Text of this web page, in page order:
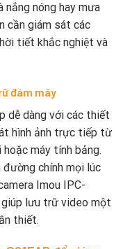
nóng hay mưa
cần giám sát các
tiết khắc nghiệt và
đám mây
dễ dàng với các thiết
hình ảnh trực tiếp từ
máy tính bảng.
chính mọi lúc
Imou IPC-
lưu trữ video một
thiết.